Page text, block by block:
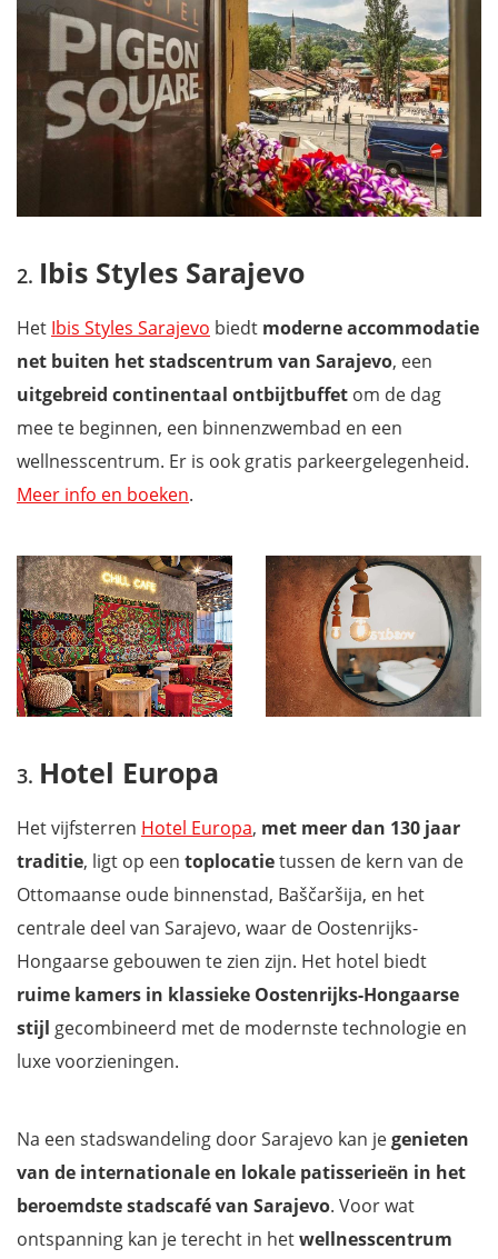
Ibis Styles Sarajevo
Het Ibis Styles Sarajevo biedt moderne accommodatie
net buiten het stadscentrum van Sarajevo, een
uitgebreid continentaal ontbijtbuffet om de dag
mee te beginnen, een binnenzwembad en een
wellnesscentrum. Er is ook gratis parkeergelegenheid.
Meer info en boeken.
Hotel Europa
Het vijfsterren Hotel Europa, met meer dan 130 jaar
traditie, ligt op een toplocatietussen de kern van de
Ottomaanse oude binnenstad, Baščaršija, en het
centrale deel van Sarajevo, waar de Oostenrijks-
Hongaarse gebouwen te zien zijn. Het hotel biedt
ruime kamers in klassieke Oostenrijks-Hongaarse
stijl gecombineerd met de modernste technologie en
luxe voorzieningen.
Na een stadswandeling door Sarajevo kan jegenieten
van de internationale en lokale patisserieën in het
beroemdste stadscafé van Sarajevo. Voor wat
ontspanning kan je terecht in hetwellnesscentrum